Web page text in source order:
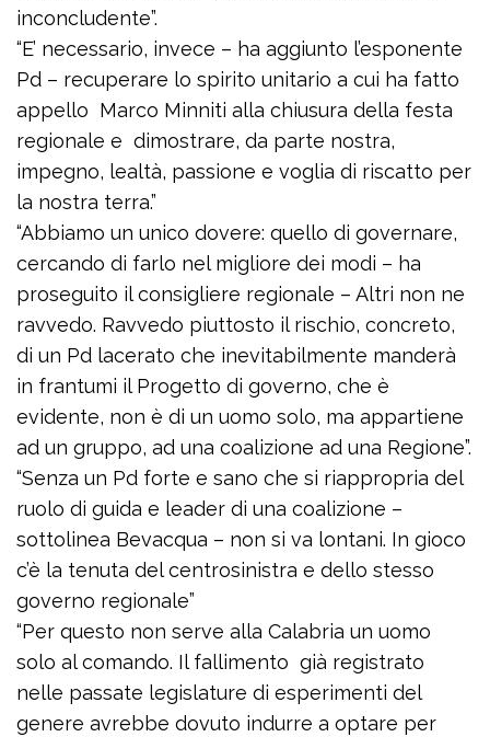
inconcludente”.
“E’ necessario, invece – ha aggiunto l’esponente
Pd – recuperare lo spirito unitario a cui ha fatto
appello Marco Minniti alla chiusura della festa
regionale e dimostrare, da parte nostra,
impegno, lealtà, passione e voglia di riscatto per
la nostra terra.”
“Abbiamo un unico dovere: quello di governare,
cercando di farlo nel migliore dei modi – ha
proseguito il consigliere regionale – Altri non ne
ravvedo. Ravvedo piuttosto il rischio, concreto,
di un Pd lacerato che inevitabilmente manderà
in frantumi il Progetto di governo, che è
evidente, non è di un uomo solo, ma appartiene
ad un gruppo, ad una coalizione ad una Regione”.
“Senza un Pd forte e sano che si riappropria del
ruolo di guida e leader di una coalizione –
sottolinea Bevacqua – non si va lontani. In gioco
c’è la tenuta del centrosinistra e dello stesso
governo regionale”
“Per questo non serve alla Calabria un uomo
solo al comando. Il fallimento già registrato
nelle passate legislature di esperimenti del
genere avrebbe dovuto indurre a optare per